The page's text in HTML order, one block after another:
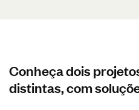
Conheça dois
distintas, com